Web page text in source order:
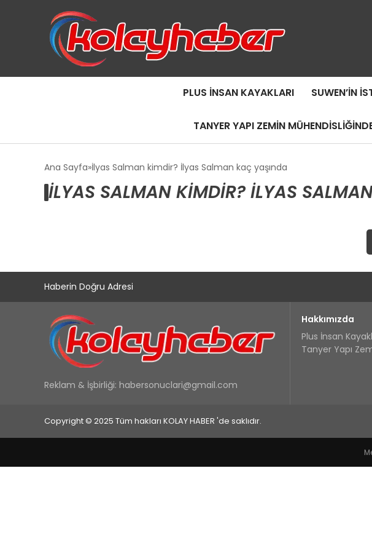
PLUS İNSAN KAYAKLARI SUWEN’IN
TANYER YAPI ZEMIN
Ana Sayfa İlyas Salman kimdir? İlyas Salman kaç yaşında
İLYAS SALMAN KIMDIR? İLYAS
Haberin Doğru Adresi
Reklam & İşbirliği: habersonuclari@gmail.com
Hakkımızda
Plus İnsan
Tanyer Yapı
Copyright © 2025 Tüm hakları KOLAY HABER 'de saklıdır.